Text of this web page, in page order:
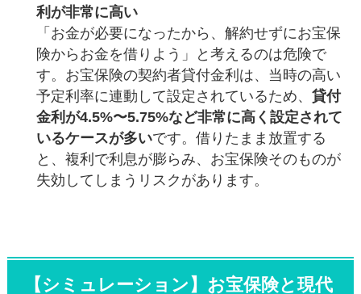
利が非常に高い
「お金が必要になったから、解約せずにお宝保
険からお金を借りよう」と考えるのは危険で
す。お宝保険の契約者貸付金利は、当時の高い
予定利率に連動して設定されているため、 貸付
金利が4.5%〜5.75%など非常に高く設定されて
いるケースが多いです。借りたまま放置する
と、複利で利息が膨らみ、お宝保険そのものが
失効してしまうリスクがあります。
【シミュレーション】お宝保険と現代